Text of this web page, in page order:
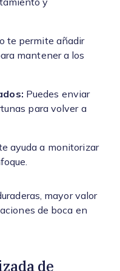
y
te permite añadir
mantener a los
Puedes enviar
para volver a
ayuda a monitorizar
mayor valor
de boca en
de